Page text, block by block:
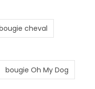
cheval
bougie Oh My Dog